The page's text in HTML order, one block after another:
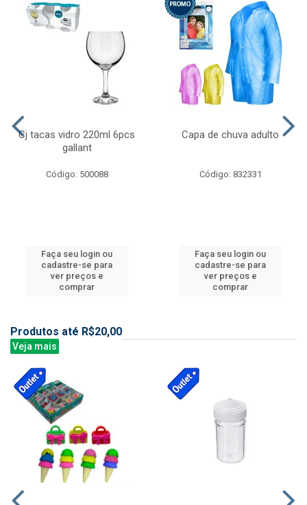
Cj tacas vidro 220ml 6pcs
gallant
Código: 500088
Faça seu login ou
cadastre-se para
ver preços e
comprar
Capa de chuva adulto
Código: 832331
Faça seu login ou
cadastre-se para
ver preços e
comprar
Produtos até R$20,00
Veja mais